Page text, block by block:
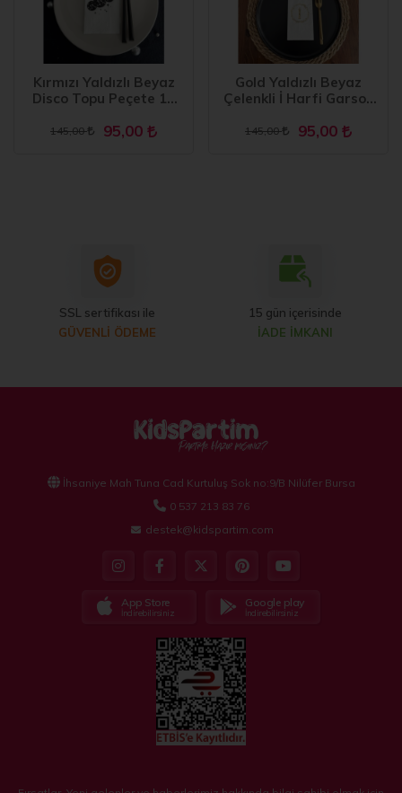
Kırmızı Yaldızlı Beyaz
Disco Topu Peçete 16
145,00 95,00
Gold Yaldızlı Beyaz
Çelenkli İ Harfi Garson
145,00 95,00
SSL sertifikası ile
GÜVENLİ ÖDEME
15 gün içerisinde
İADE İMKANI
İhsaniye Mah Tuna Cad Kurtuluş Sok no:9/B Nilüfer Bursa
0 537 213 83 76
destek@kidspartim.com
App Store
İndirebilirsiniz
Google play
İndirebilirsiniz